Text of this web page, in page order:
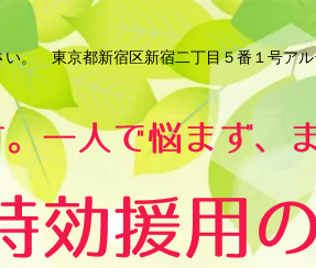
い。 東京都新宿区新宿二丁目５番１号ア